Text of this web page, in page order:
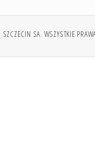
SA. WSZYSTKIE